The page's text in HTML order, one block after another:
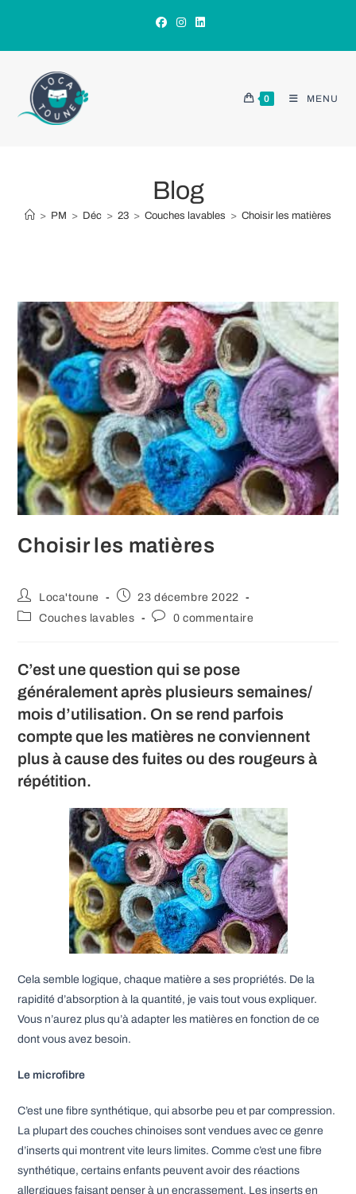
content
0 MENU
Blog
> PM > Déc > 23 > Couches lavables > Choisir les matières
Choisir les matières
Auteur/autrice
de
Loca'toune
Publication
publiée :
23 décembre 2022
PostCouches lavables
Commentaires
publication :
0 commentaire
C’est une question qui se pose
généralement après plusieurs semaines/
mois d’utilisation. On se rend parfois
compte que les matières ne conviennent
plus à cause des fuites ou des rougeurs à
répétition.
Cela semble logique, chaque matière a ses propriétés. De la
rapidité d’absorption à la quantité, je vais tout vous expliquer.
Vous n’aurez plus qu’à adapter les matières en fonction de ce
dont vous avez besoin.
Le microfibre
C’est une fibre synthétique, qui absorbe peu et par compression.
La plupart des couches chinoises sont vendues avec ce genre
d’inserts qui montrent vite leurs limites. Comme c’est une fibre
synthétique, certains enfants peuvent avoir des réactions
allergiques faisant penser à un encrassement. Les inserts en